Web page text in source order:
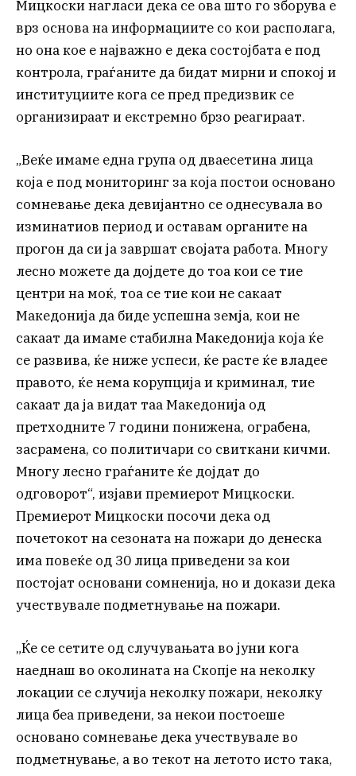
Мицкоски нагласи дека се ова што го зборува е
врз основа на информациите со кои располага,
но она кое е најважно е дека состојбата е под
контрола, граѓаните да бидат мирни и спокој и
институциите кога се пред предизвик се
организираат и екстремно брзо реагираат.
„Веќе имаме една група од дваесетина лица
која е под мониторинг за која постои основано
сомневање дека девијантно се однесувала во
изминатиов период и оставам органите на
прогон да си ја завршат својата работа. Многу
лесно можете да дојдете до тоа кои се тие
центри на моќ, тоа се тие кои не сакаат
Македонија да биде успешна земја, кои не
сакаат да имаме стабилна Македонија која ќе
се развива, ќе ниже успеси, ќе расте ќе владее
правото, ќе нема корупција и криминал, тие
сакаат да ја видат таа Македонија од
претходните 7 години понижена, ограбена,
засрамена, со политичари со свиткани кичми.
Многу лесно граѓаните ќе дојдат до
одговорот“, изјави премиерот Мицкоски.
Премиерот Мицкоски посочи дека од
почетокот на сезоната на пожари до денеска
има повеќе од 30 лица приведени за кои
постојат основани сомненија, но и докази дека
учествувале подметнување на пожари.
„Ќе се сетите од случувањата во јуни кога
наеднаш во околината на Скопје на неколку
локации се случија неколку пожари, неколку
лица беа приведени, за некои постоеше
основано сомневање дека учествувале во
подметнување, а во текот на летото исто така,